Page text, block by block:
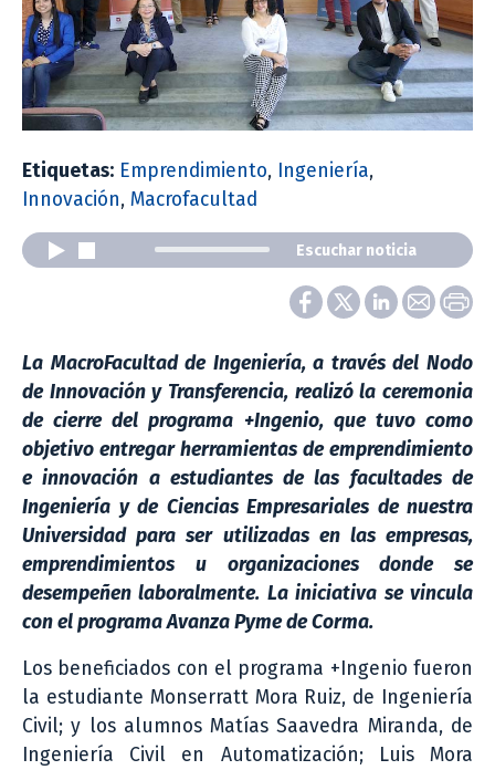
Etiquetas: Emprendimiento, Ingeniería,
Innovación, Macrofacultad
Escuchar noticia
La MacroFacultad de Ingeniería, a través del Nodo
de Innovación y Transferencia, realizó la ceremonia
de cierre del programa +Ingenio, que tuvo como
objetivo entregar herramientas de emprendimiento
e innovación a estudiantes de las facultades de
Ingeniería y de Ciencias Empresariales de nuestra
Universidad para ser utilizadas en las empresas,
emprendimientos u organizaciones donde se
desempeñen laboralmente. La iniciativa se vincula
con el programa Avanza Pyme de Corma.
Los beneficiados con el programa +Ingenio fueron
la estudiante Monserratt Mora Ruiz, de Ingeniería
Civil; y los alumnos Matías Saavedra Miranda, de
Ingeniería Civil en Automatización; Luis Mora